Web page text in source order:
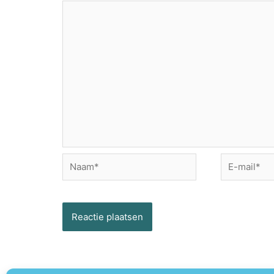
Naam*
E-
mail*